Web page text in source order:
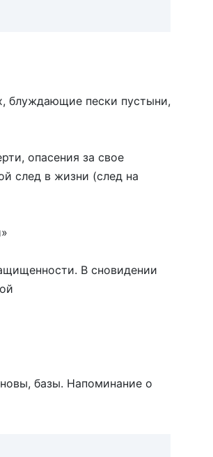
блуждающие пески пустыни,
опасения за свое
след в жизни (след на
В сновидении
базы. Напоминание о